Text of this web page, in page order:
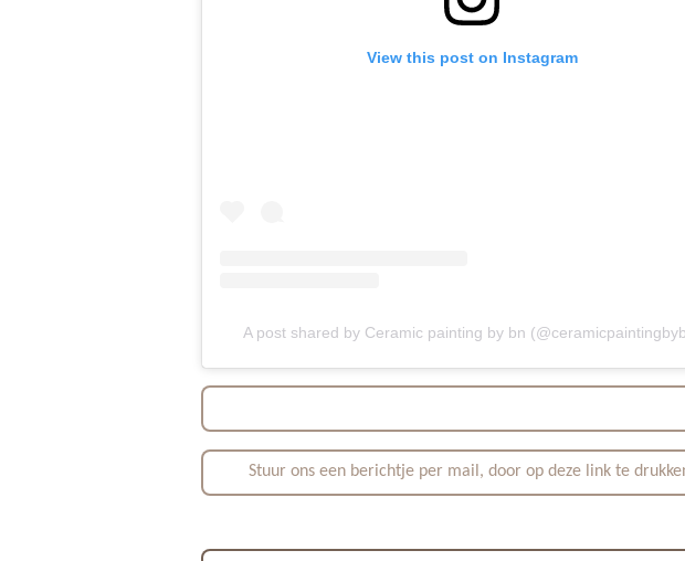
View this post on Instagram
A post shared by Ceramic painting by bn
Stuur ons een berichtje per mail, door op deze link te